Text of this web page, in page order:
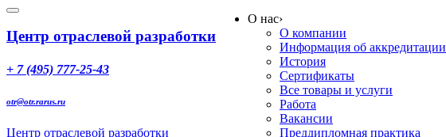
Toggle
Центр отраслевой разработки
+ 7 (495) 777-25-43
otr@otr.rarus.ru
Центр отраслевой разработки
О нас›
О компании
Информация об аккредитации
История
Сертификаты
Все товары и услуги
Работа
Вакансии
Преддипломная практика